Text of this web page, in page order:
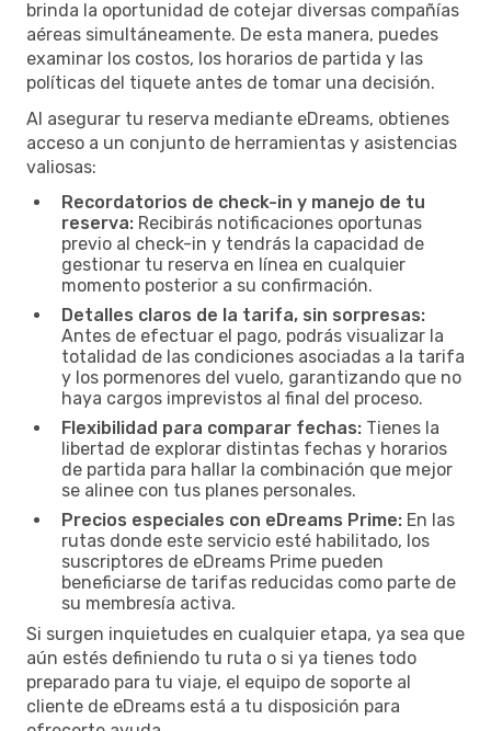
brinda la oportunidad de cotejar diversas compañías
aéreas simultáneamente. De esta manera, puedes
examinar los costos, los horarios de partida y las
políticas del tiquete antes de tomar una decisión.
Al asegurar tu reserva mediante eDreams, obtienes
acceso a un conjunto de herramientas y asistencias
valiosas:
Recordatorios de check-in y manejo de tu
reserva: Recibirás notificaciones oportunas
previo al check-in y tendrás la capacidad de
gestionar tu reserva en línea en cualquier
momento posterior a su confirmación.
Detalles claros de la tarifa, sin sorpresas:
Antes de efectuar el pago, podrás visualizar la
totalidad de las condiciones asociadas a la tarifa
y los pormenores del vuelo, garantizando que no
haya cargos imprevistos al final del proceso.
Flexibilidad para comparar fechas: Tienes la
libertad de explorar distintas fechas y horarios
de partida para hallar la combinación que mejor
se alinee con tus planes personales.
Precios especiales con eDreams Prime: En las
rutas donde este servicio esté habilitado, los
suscriptores de eDreams Prime pueden
beneficiarse de tarifas reducidas como parte de
su membresía activa.
Si surgen inquietudes en cualquier etapa, ya sea que
aún estés definiendo tu ruta o si ya tienes todo
preparado para tu viaje, el equipo de soporte al
cliente de eDreams está a tu disposición para